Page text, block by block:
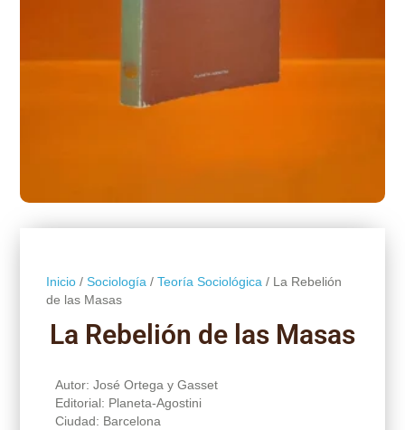
Inicio/ Sociología / Teoría Sociológica / La Rebelión
de las Masas
La Rebelión de las Masas
Autor: José Ortega y Gasset
Editorial: Planeta-Agostini
Ciudad: Barcelona